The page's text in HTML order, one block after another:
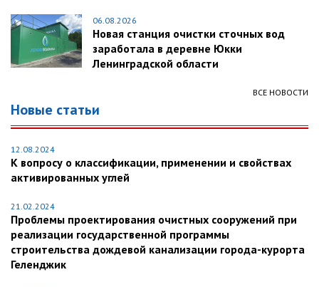
06.08.2026
Новая станция очистки сточных вод
заработала в деревне Юкки
Ленинградской области
ВСЕ НОВОСТИ
Новые статьи
12.08.2024
К вопросу о классификации, применении и свойствах
активированных углей
21.02.2024
Проблемы проектирования очистных сооружений при
реализации государственной программы
строительства дождевой канализации города-курорта
Геленджик